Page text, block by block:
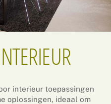
interieur toepassingen
oplossingen, ideaal om